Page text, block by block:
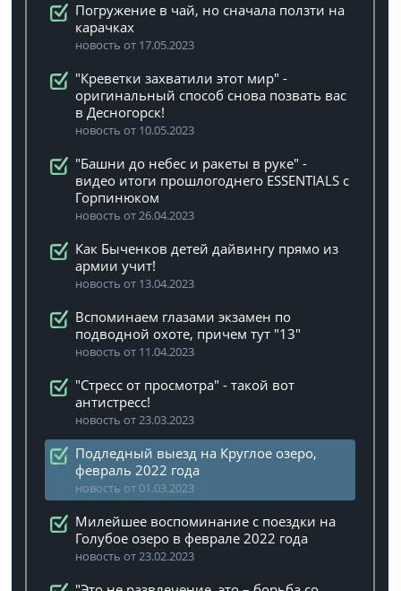
Погружение в чай, но сначала ползти на
карачках
новость от 17.05.2023
"Креветки захватили этот мир" -
оригинальный способ снова позвать вас
в Десногорск!
новость от 10.05.2023
"Башни до небес и ракеты в руке" -
видео итоги прошлогоднего ESSENTIALS с
Горпинюком
новость от 26.04.2023
Как Быченков детей дайвингу прямо из
армии учит!
новость от 13.04.2023
Вспоминаем глазами экзамен по
подводной охоте, причем тут "13"
новость от 11.04.2023
"Стресс от просмотра" - такой вот
антистресс!
новость от 23.03.2023
Подледный выезд на Круглое озеро,
февраль 2022 года
новость от 01.03.2023
Милейшее воспоминание с поездки на
Голубое озеро в феврале 2022 года
новость от 23.02.2023